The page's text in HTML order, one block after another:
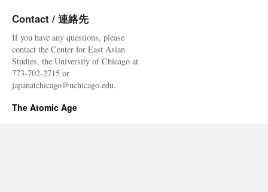
Contact / 連絡先
If you have any questions, please
contact the Center for East Asian
Studies, the University of Chicago at
773-702-2715 or
japanatchicago@uchicago.edu.
The Atomic Age